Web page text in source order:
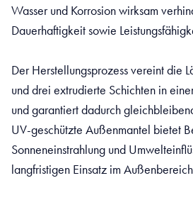
Wasser und Korrosion wirksam
Dauerhaftigkeit sowie
Der Herstellungsprozess vereint die
und drei extrudierte Schichten in
und garantiert dadurch
UV-geschützte Außenmantel bietet
Sonneneinstrahlung und
langfristigen Einsatz im